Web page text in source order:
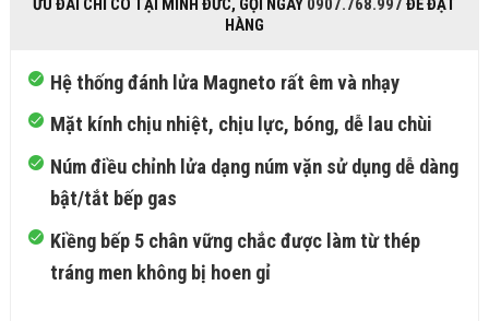
ƯU ĐÃI CHỈ CÓ TẠI MINH ĐỨC, GỌI NGAY 0907.768.997 ĐỂ ĐẶT
HÀNG
Hệ thống đánh lửa Magneto rất êm và nhạy
Mặt kính chịu nhiệt, chịu lực, bóng, dễ lau chùi
Núm điều chỉnh lửa dạng núm vặn sử dụng dễ dàng
bật/tắt bếp gas
Kiềng bếp 5 chân vững chắc được làm từ thép
tráng men không bị hoen gỉ